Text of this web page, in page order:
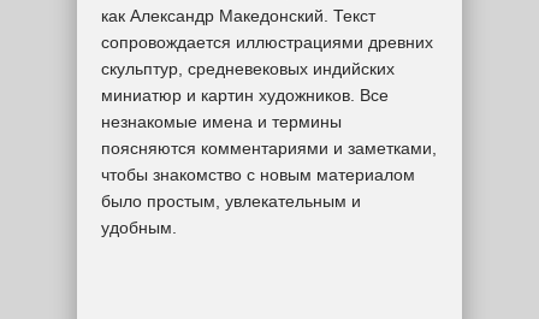
как Александр Македонский. Текст
сопровождается иллюстрациями древних
скульптур, средневековых индийских
миниатюр и картин художников. Все
незнакомые имена и термины
поясняются комментариями и заметками,
чтобы знакомство с новым материалом
было простым, увлекательным и
удобным.